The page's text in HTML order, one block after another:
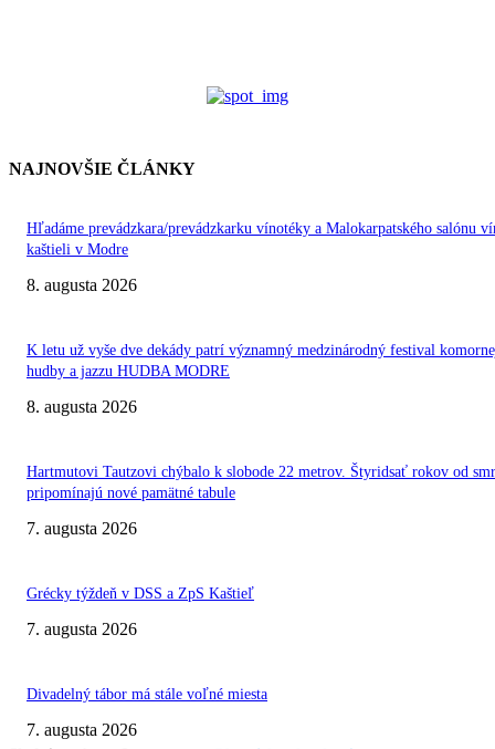
NAJNOVŠIE ČLÁNKY
Hľadáme prevádzkara/prevádzkarku vínotéky a Malokarpatského salónu
kaštieli v Modre
8. augusta 2026
K letu už vyše dve dekády patrí významný medzinárodný festival
hudby a jazzu HUDBA MODRE
8. augusta 2026
Hartmutovi Tautzovi chýbalo k slobode 22 metrov. Štyridsať rokov od
pripomínajú nové pamätné tabule
7. augusta 2026
Grécky týždeň v DSS a ZpS Kaštieľ
7. augusta 2026
Divadelný tábor má stále voľné miesta
7. augusta 2026